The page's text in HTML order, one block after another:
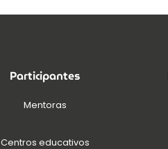
Participantes
Mentoras
Centros educativos